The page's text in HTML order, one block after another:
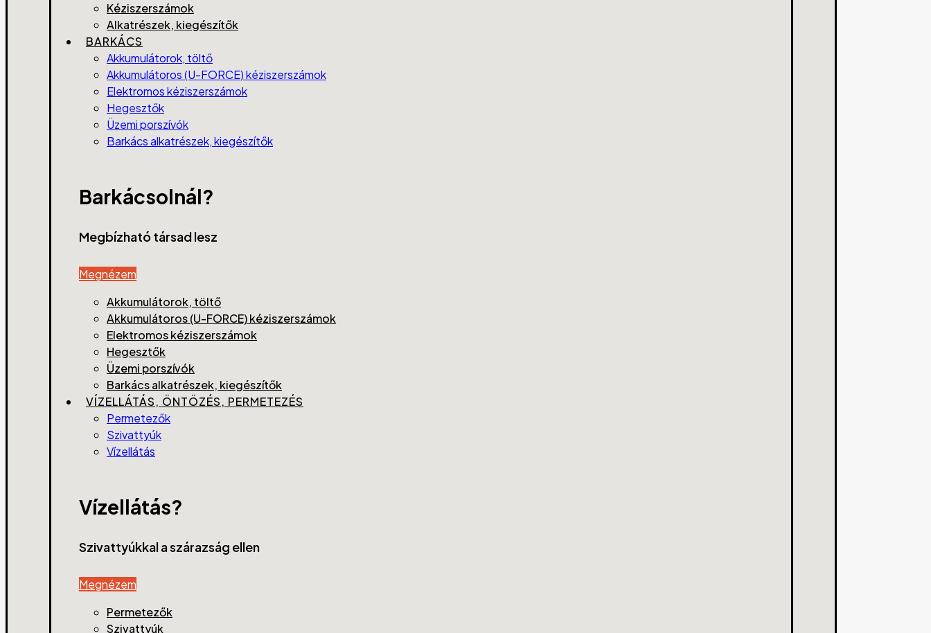
Kéziszerszámok
Alkatrészek, kiegészítők
BARKÁCS
Akkumulátorok, töltő
Akkumulátoros (U-FORCE) kéziszerszámok
Elektromos kéziszerszámok
Hegesztők
Üzemi porszívók
Barkács alkatrészek, kiegészítők
Barkácsolnál?
Megbízható társad lesz
Megnézem
Akkumulátorok, töltő
Akkumulátoros (U-FORCE) kéziszerszámok
Elektromos kéziszerszámok
Hegesztők
Üzemi porszívók
Barkács alkatrészek, kiegészítők
VÍZELLÁTÁS, ÖNTÖZÉS, PERMETEZÉS
Permetezők
Szivattyúk
Vízellátás
Vízellátás?
Szivattyúkkal a szárazság ellen
Megnézem
Permetezők
Szivattyúk